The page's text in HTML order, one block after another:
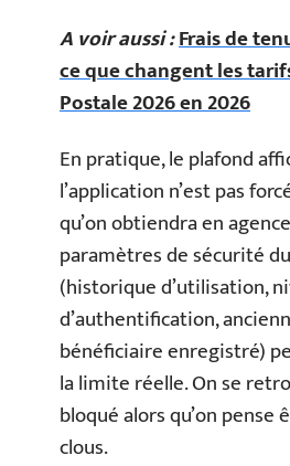
A voir aussi :Frais de
ce que changent les
Postale 2026 en 2026
En pratique, le plafond
l’application n’est pas
qu’on obtiendra en
paramètres de sécurité
(historique d’utilisation,
d’authentification,
bénéficiaire enregistré)
la limite réelle. On se
bloqué alors qu’on pense
clous.